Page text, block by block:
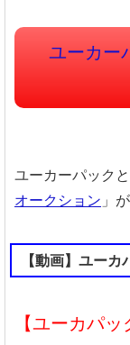
ユーカー
ユーカーパック
オークション 」
【動画】ユー
【ユーカパッ